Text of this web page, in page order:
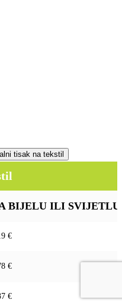
tisak na tekstil
BIJELU ILI SVIJETLU
€
€
€